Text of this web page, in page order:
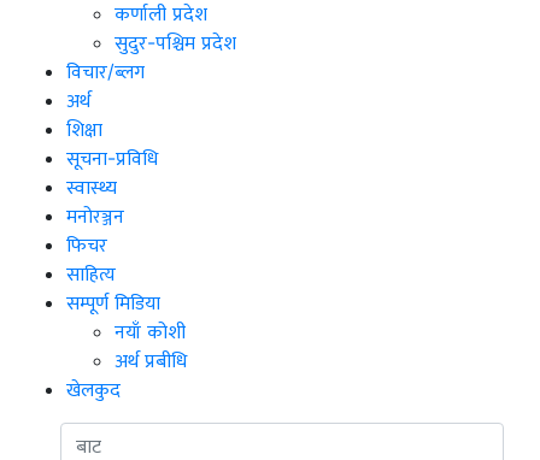
कर्णाली प्रदेश
सुदुर-पश्चिम प्रदेश
विचार/ब्लग
अर्थ
शिक्षा
सूचना-प्रविधि
स्वास्थ्य
मनोरञ्जन
फिचर
साहित्य
सम्पूर्ण मिडिया
नयाँ कोशी
अर्थ प्रबीधि
खेलकुद